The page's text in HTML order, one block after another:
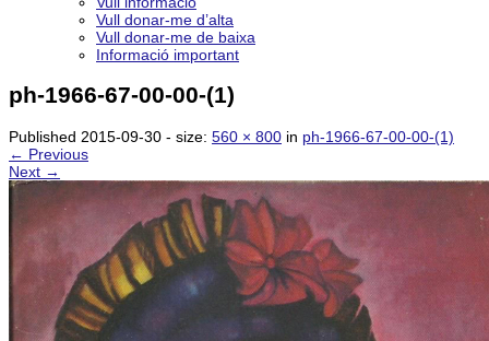
Vull donar-me d’alta
Vull donar-me de baixa
Informació important
ph-1966-67-00-00-(1)
Published 2015-09-30 - size: 560 × 800 in ph-1966-67-00-00-(1)
← Previous
Next →